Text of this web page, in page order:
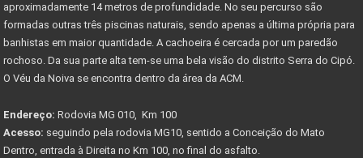
aproximadamente 14 metros de profundidade. No seu percurso são
formadas outras três piscinas naturais, sendo apenas a última própria para
banhistas em maior quantidade. A cachoeira é cercada por um paredão
rochoso. Da sua parte alta tem-se uma bela visão do distrito Serra do Cipó.
O Véu da Noiva se encontra dentro da área da ACM.
Endereço: Rodovia MG 010, Km 100
Acesso: seguindo pela rodovia MG10, sentido a Conceição do Mato
Dentro, entrada à Direita no Km 100, no final do asfalto.